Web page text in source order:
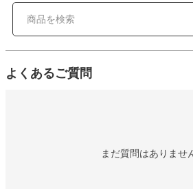
よくあるご質問
まだ質問はありませ